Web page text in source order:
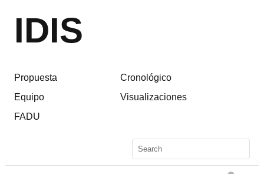
IDIS
Propuesta
Equipo
FADU
Cronológico
Visualizaciones